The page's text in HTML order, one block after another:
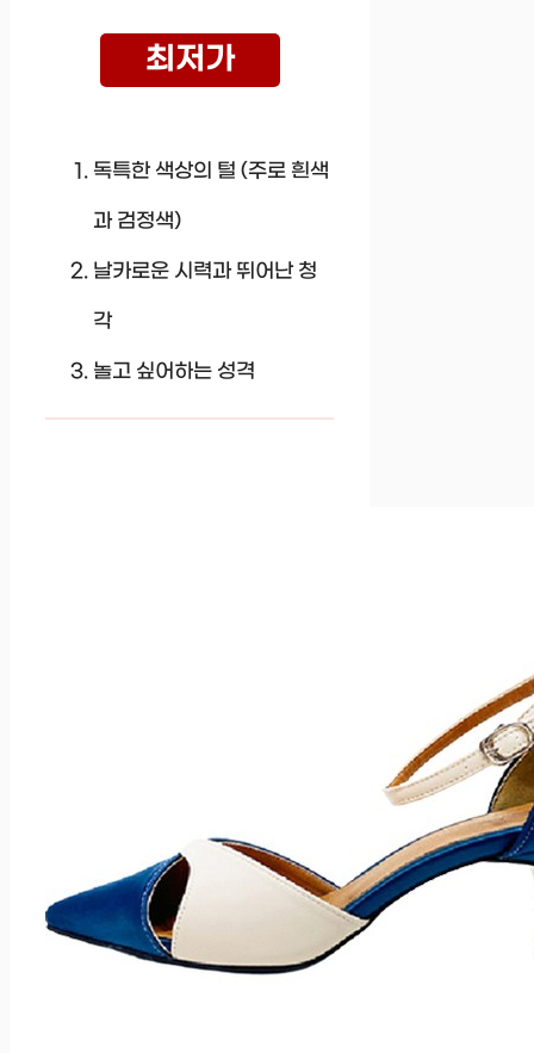
최저가
독특한 색상의 털 (주로 흰색
과 검정색)
날카로운 시력과 뛰어난 청
각
놀고 싶어하는 성격